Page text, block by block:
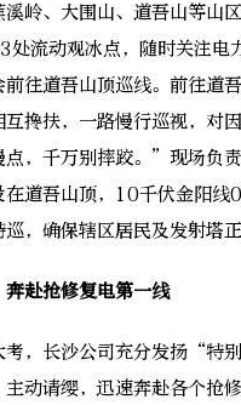
、大围山、道吾山等山区
处流动观冰点，随时关注电
前往道吾山顶巡线。前往道
搀扶，一路慢行巡视，对
，千万别摔跤。”现场负
在道吾山顶，10千伏金阳
，确保辖区居民及发射塔正
赴抢修复电第一线
长沙公司充分发扬“特别
动请缨，迅速奔赴各个抢修